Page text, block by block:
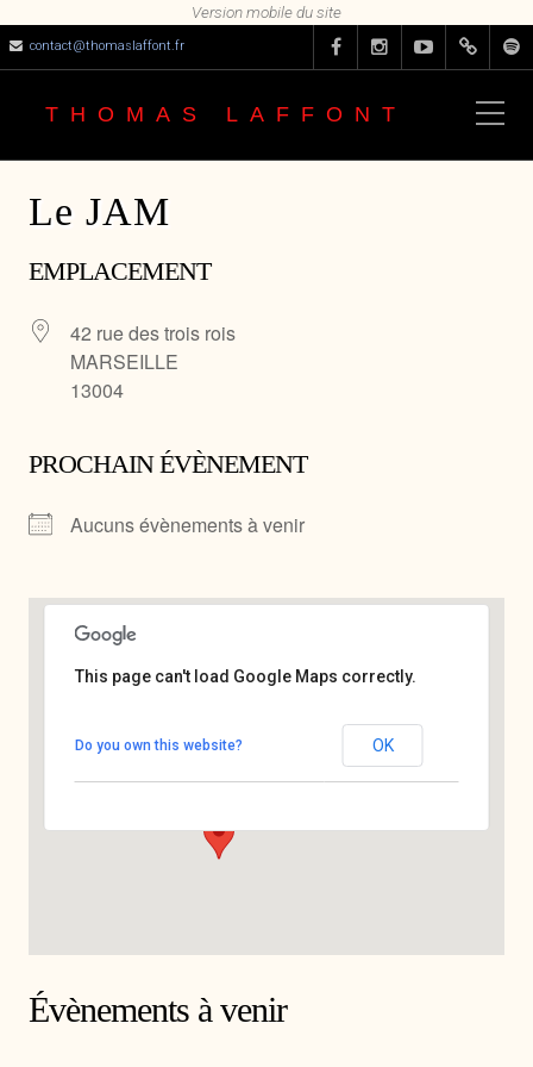
contact@thomaslaffont.fr
THOMAS LAFFONT
Le JAM
EMPLACEMENT
42 rue des trois rois
MARSEILLE
13004
PROCHAIN ÉVÈNEMENT
Aucuns évènements à venir
Voir Évènements
This page can't load Google Maps correctly.
Do you own this website? OK
Évènements à venir